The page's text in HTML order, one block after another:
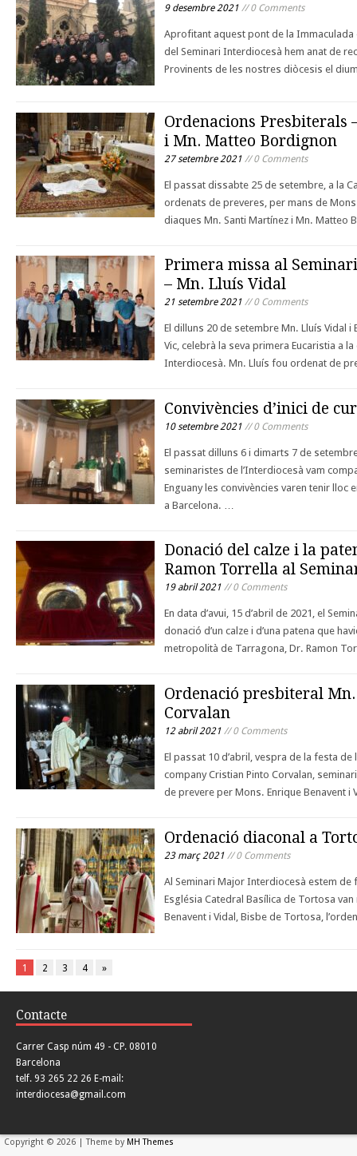
9 desembre 2021 // 0 Comments
Aprofitant aquest pont de la
del Seminari Interdiocesà hem anat de
Provinents de les nostres diòcesis el
Ordenacions Presbiterals
i Mn. Matteo Bordignon
27 setembre 2021 // 0 Comments
El passat dissabte 25 de setembre, a la
ordenats de preveres, per mans de
diaques Mn. Santi Martínez i Mn.
Primera missa al
– Mn. Lluís Vidal
21 setembre 2021 // 0 Comments
El dilluns 20 de setembre Mn. Lluís Vidal
Vic, celebrà la seva primera Eucaristia a
Interdiocesà. Mn. Lluís fou ordenat de
Convivències d’inici de
10 setembre 2021 // 0 Comments
El passat dilluns 6 i dimarts 7 de
seminaristes de l’Interdiocesà vam
Enguany les convivències varen tenir lloc
a Barcelona. …
Donació del calze i la
Ramon Torrella al
19 abril 2021 // 0 Comments
En data d’avui, 15 d’abril de 2021, el
donació d’un calze i d’una patena que
metropolità de Tarragona, Dr. Ramon
Ordenació presbiteral
Corvalan
12 abril 2021 // 0 Comments
El passat 10 d’abril, vespra de la festa
company Cristian Pinto Corvalan,
de prevere per Mons. Enrique Benavent
Ordenació diaconal a
23 març 2021 // 0 Comments
Al Seminari Major Interdiocesà estem de
Església Catedral Basílica de Tortosa
Benavent i Vidal, Bisbe de Tortosa,
1 2 3 4 »
Contacte
Carrer Casp núm 49 - CP. 08010
Barcelona
telf. 93 265 22 26 E-mail:
interdiocesa@gmail.com
Copyright © 2026 | Theme by MH Themes